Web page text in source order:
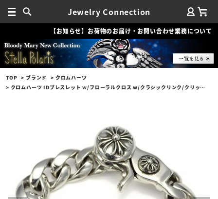
Jewelry Connection
【お知らせ】お荷物のお届け・お問い合わせ業務について
TOP ブランド
クロムハーツ
クロムハーツ IDブレスレット w/フローラルクロス w/クラシックリンク/クリップ ID - Floral cross w/classic link / clip